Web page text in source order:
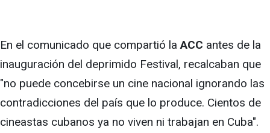
En el comunicado que compartió laACC antes de la
inauguración del deprimido Festival, recalcaban que
"no puede concebirse un cine nacional ignorando las
contradicciones del país que lo produce. Cientos de
cineastas cubanos ya no viven ni trabajan en Cuba".